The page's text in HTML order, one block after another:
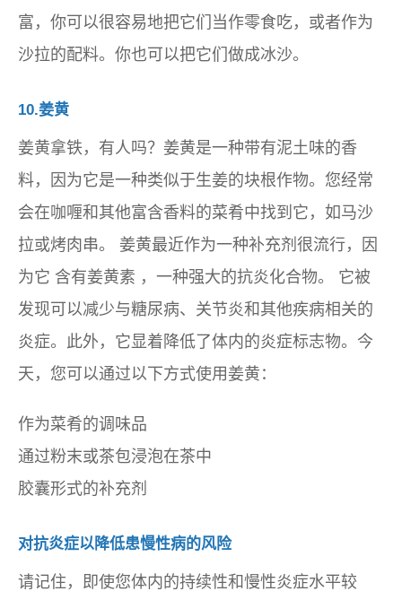
富，你可以很容易地把它们当作零食吃，或者作为
沙拉的配料。你也可以把它们做成冰沙。
10.姜黄
姜黄拿铁，有人吗？姜黄是一种带有泥土味的香
料，因为它是一种类似于生姜的块根作物。您经常
会在咖喱和其他富含香料的菜肴中找到它，如马沙
拉或烤肉串。 姜黄最近作为一种补充剂很流行，因
为它 含有姜黄素 ，一种强大的抗炎化合物。
它被
发现可以减少与糖尿病、关节炎和其他疾病相关的
炎症。此外，它显着降低了体内的炎症标志物。今
天，您可以通过以下方式使用姜黄：
作为菜肴的调味品
通过粉末或茶包浸泡在茶中
胶囊形式的补充剂
对抗炎症以降低患慢性病的风险
请记住，即使您体内的持续性和慢性炎症水平较